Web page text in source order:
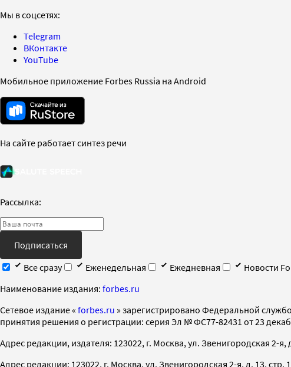
Мы в соцсетях:
Telegram
ВКонтакте
YouTube
Мобильное приложение Forbes Russia на Android
На сайте работает синтез речи
Рассылка:
Подписаться
Все сразу
Еженедельная Ежедневная
Новости
Наименование издания: forbes.ru
Cетевое издание « forbes.ru » зарегистрировано Федеральной
принятия решения о регистрации: серия Эл № ФС77-82431 от 23
Адрес редакции, издателя: 123022, г. Москва, ул. Звенигородская 2-я,
Адрес редакции: 123022, г. Москва, ул. Звенигородская 2-я, д. 13, стр.